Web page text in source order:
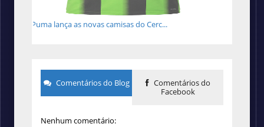
Puma lança as novas camisas do Cerc...
Comentários do Blog
Comentários do
Facebook
Nenhum comentário: